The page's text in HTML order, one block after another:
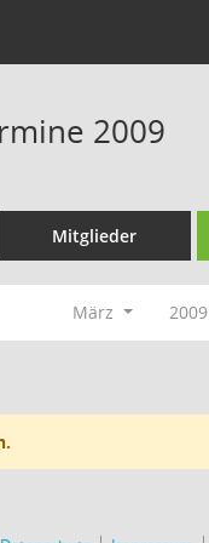
2009
Mitglieder
März 2009